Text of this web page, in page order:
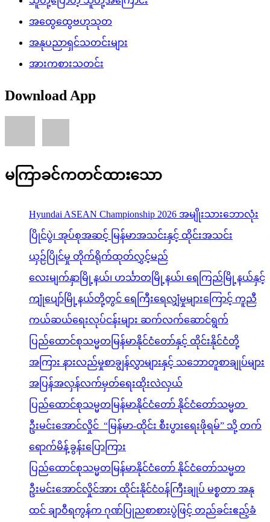
Download App
မကြာခင်ကတင်ထားသော
ပြိုင်ပွဲ၊ အုပ်စုအဆင့် မြန်မာအသင်းနှင့် ထိုင်းအသင်း
ယှဉ်ပြိုင်မှု တိုက်ရိုက်ထုတ်လွှင့်မည်
ကျုံပျော်မြို့နယ်တို့တွင် ရေကြီးရေလျှံမှုများကြောင့် ကူညီ
ကယ်ဆယ်ရေးလုပ်ငန်းများ ဆက်လက်ဆောင်ရွက်
ပြည်ထောင်စုသမ္မတမြန်မာနိုင်ငံတော်နှင့် ထိုင်းနိုင်ငံတို့
အကြား နားလည်မှုစာချွန်လွှာများနှင့် သဘောတူစာချုပ်များ
အပြန်အလှန်လက်မှတ်ရေးထိုးလဲလှယ်
ပြည်ထောင်စုသမ္မတမြန်မာနိုင်ငံတော် နိုင်ငံတော်သမ္မတ
ဦးမင်းအောင်လှိုင် “မြန်မာ-ထိုင်း စီးပွားရေးဖိုရမ်” သို့ တက်
ရောက်မိန့်ခွန်းပြောကြား
ပြည်ထောင်စုသမ္မတမြန်မာနိုင်ငံတော် နိုင်ငံတော်သမ္မတ
ဦးမင်းအောင်လှိုင်အား ထိုင်းနိုင်ငံဝန်ကြီးချုပ် မစ္စတာ အနု
ထင် ချာဝီရကွန်က ဂုဏ်ပြုညစာစားပွဲဖြင့် တည်ခင်းဧည့်ခံ
Direct Download APK
Latest Posts
Trending Posts